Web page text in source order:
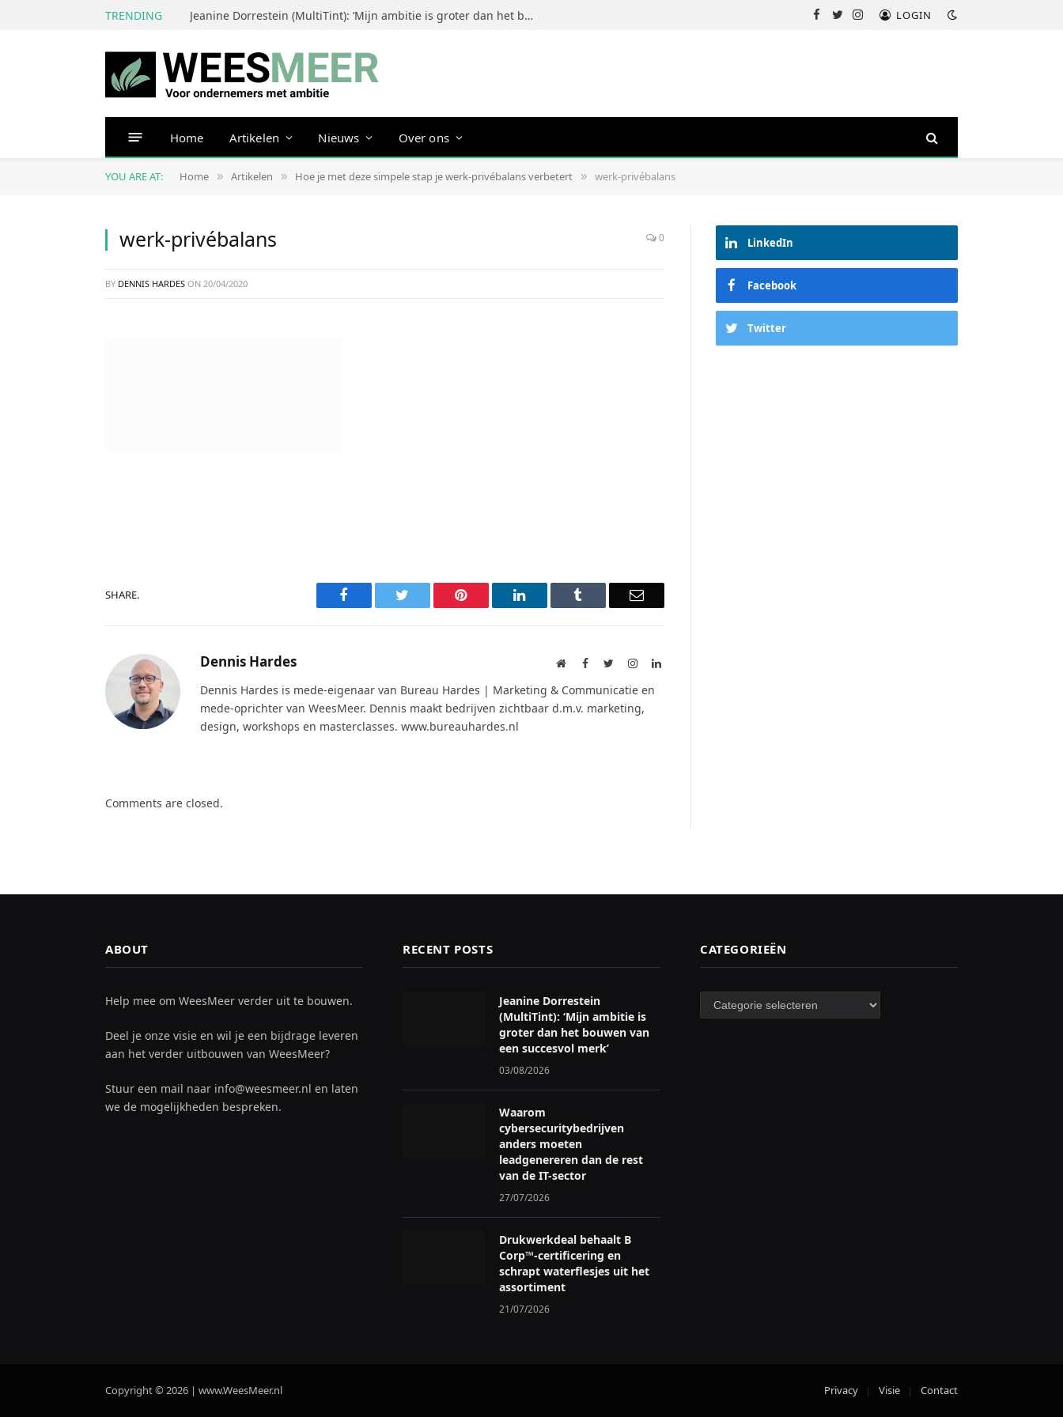
TRENDING Jeanine Dorrestein (MultiTint): ‘Mijn ambitie is groter dan het bouwen van een succesvol merk’ Facebook
TwitterInstagramLOGIN
Home Artikelen Nieuws Over ons
YOU ARE AT: Home » Artikelen » Hoe je met deze simpele stap je werk-privébalans verbetert » werk-privébalans
werk-privébalans 0
BY DENNIS HARDES ON 20/04/2020
SHARE. Facebook Pinterest LinkedIn Email
Dennis Hardes WebsiteFacebookTwitterInstagramLinkedIn
Dennis Hardes is mede-eigenaar van Bureau Hardes | Marketing & Communicatie en
mede-oprichter van WeesMeer. Dennis maakt bedrijven zichtbaar d.m.v. marketing,
design, workshops en masterclasses. www.bureauhardes.nl
Comments are closed.
LinkedIn
Facebook
Twitter
ABOUT
Help mee om WeesMeer verder uit te bouwen.
Deel je onze visie en wil je een bijdrage leveren
aan het verder uitbouwen van WeesMeer?
Stuur een mail naar info@weesmeer.nl en laten
we de mogelijkheden bespreken.
RECENT POSTS
Jeanine Dorrestein
(MultiTint): ‘Mijn ambitie is
groter dan het bouwen van
een succesvol merk’
03/08/2026
Waarom
cybersecuritybedrijven
anders moeten
leadgenereren dan de rest
van de IT-sector
27/07/2026
Drukwerkdeal behaalt B
Corp™-certificering en
schrapt waterflesjes uit het
assortiment
21/07/2026
CATEGORIEËN
Categorieën
Copyright © 2026 | www.WeesMeer.nl Privacy Visie Contact